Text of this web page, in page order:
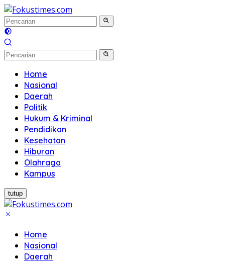
Langsung
ke
konten
Home
Nasional
Daerah
Politik
Hukum & Kriminal
Pendidikan
Kesehatan
Hiburan
Olahraga
Kampus
tutup
Home
Nasional
Daerah